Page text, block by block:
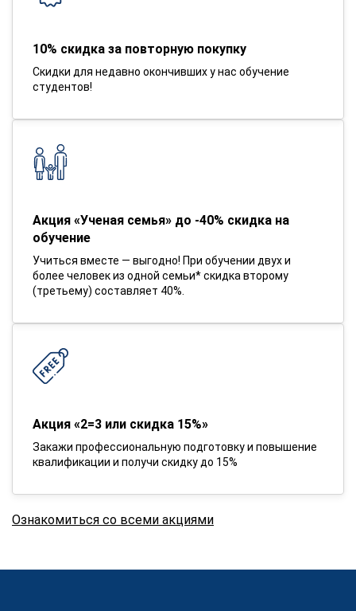
10% скидка за повторную покупку
Скидки для недавно окончивших у нас обучение
студентов!
Акция «Ученая семья» до -40% скидка на
обучение
Учиться вместе — выгодно! При обучении двух и
более человек из одной семьи* скидка второму
(третьему) составляет 40%.
Акция «2=3 или скидка 15%»
Закажи профессиональную подготовку и повышение
квалификации и получи скидку до 15%
Ознакомиться со всеми акциями